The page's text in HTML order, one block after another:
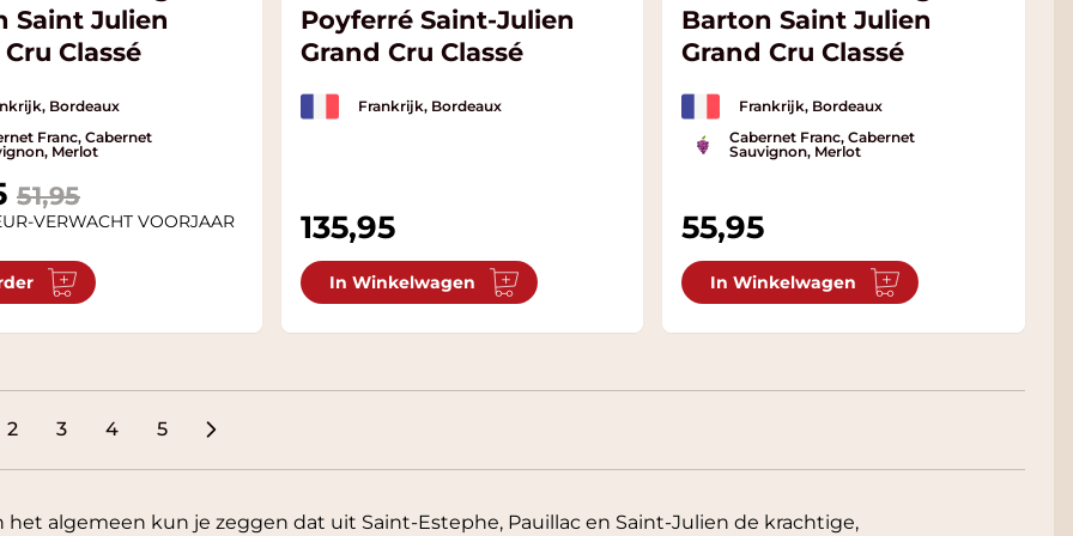
Saint Julien
Classé
Bordeaux
Franc, Cabernet
Merlot
51,95
VERWACHT VOORJAAR
Poyferré Saint-Julien
Grand Cru Classé
Frankrijk, Bordeaux
135,95
In Winkelwagen
Barton Saint Julien
Grand Cru Classé
Frankrijk, Bordeaux
Cabernet Franc, Cabernet
Sauvignon, Merlot
55,95
In Winkelwagen
momenteel pagina
Pagina
2 Pagina
3 Pagina
4 Pagina
5
het algemeen kun je zeggen dat uit Saint-Estephe, Pauillac en Saint-Julien de krachtige,